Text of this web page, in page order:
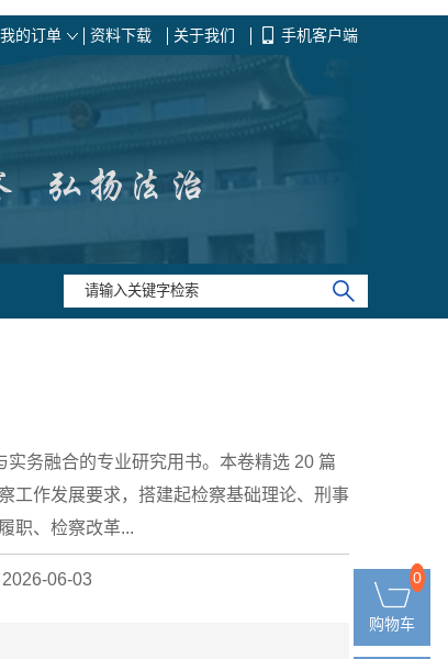
我的订单 资料下载 关于我们 手机客户端
实务融合的专业研究用书。本卷精选 20 篇
工作发展要求，搭建起检察基础理论、刑事
职、检察改革...
06-03 0
购物车
0
购物车